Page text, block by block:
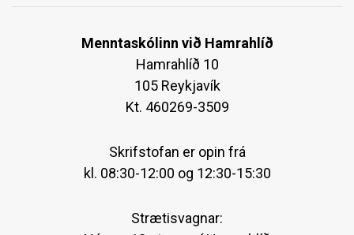
Menntaskólinn við Hamrahlíð
Hamrahlíð 10
105 Reykjavík
Kt. 460269-3509
Skrifstofan er opin frá
kl. 08:30-12:00 og 12:30-15:30
Strætisvagnar: